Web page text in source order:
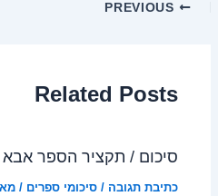
Related Posts
סיכום / תקציר הספר אבא
כתיבת תגובה /סיכומי ספרים /